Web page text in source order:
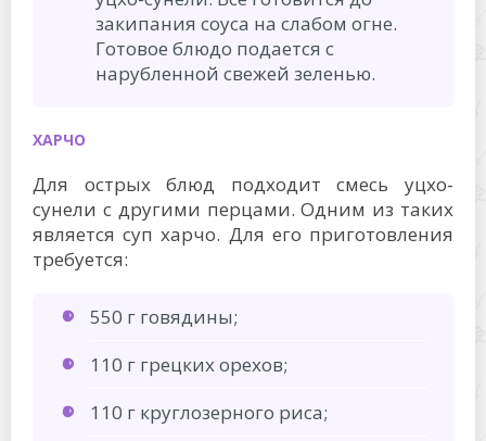
закипания соуса на слабом огне.
Готовое блюдо подается с
нарубленной свежей зеленью.
ХАРЧО
Для острых блюд подходит смесь уцхо-
сунели с другими перцами. Одним из таких
является суп харчо. Для его приготовления
требуется:
550 г говядины;
110 г грецких орехов;
110 г круглозерного риса;